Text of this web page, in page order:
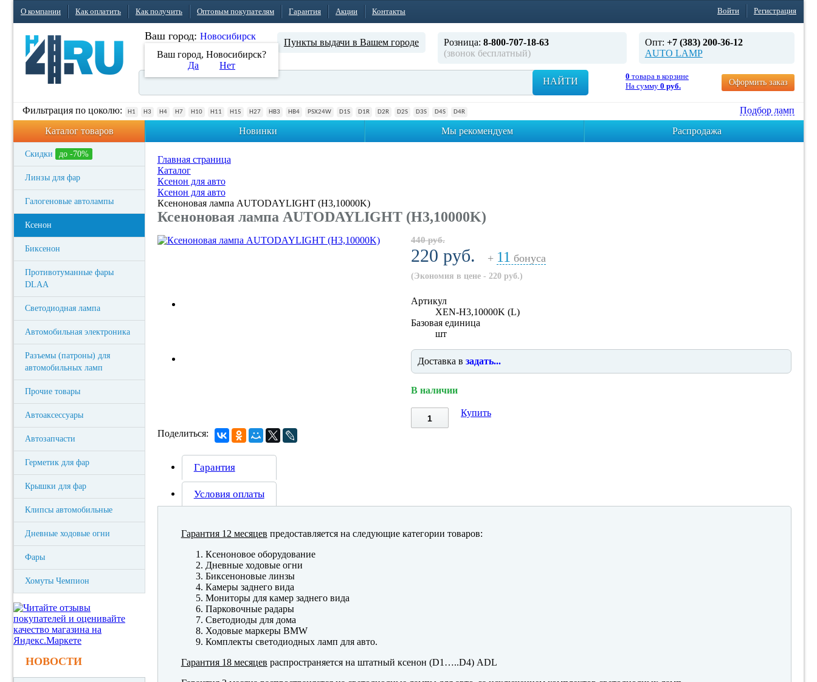
О компании Как оплатить Как получить Оптовым покупателям Гарантия Акции Контакты Войти Регистрация
Ваш город: Новосибирск
Ваш город, Новосибирск?
Да
Нет
Пункты выдачи в Вашем городе Розница: 8-800-707-18-63
(звонок бесплатный)
Опт: +7 (383) 200-36-12
AUTO LAMP
НАЙТИ 0 товара в корзине
На сумму 0 руб. Оформить заказ
Фильтрация по цоколю: H1 H3 H4 H7 H10 H11 H15 H27 HB3 HB4 PSX24W D1S D1R D2R D2S D3S D4S D4R
Подбор ламп
Каталог товаров
Новинки Мы рекомендуем Распродажа
Скидки до -70%
Линзы для фар
Галогеновые автолампы
Ксенон
Биксенон
Противотуманные фары
DLAA
Светодиодная лампа
Автомобильная электроника
Разъемы (патроны) для
автомобильных ламп
Прочие товары
Автоаксессуары
Автозапчасти
Герметик для фар
Крышки для фар
Клипсы автомобильные
Дневные ходовые огни
Фары
Хомуты Чемпион
Главная страница
Каталог
Ксенон для авто
Ксенон для авто
Ксеноновая лампа AUTODAYLIGHT (H3,10000K)
Ксеноновая лампа AUTODAYLIGHT (H3,10000K)
440 руб.
220 руб. + 11 бонуса
(Экономия в цене - 220 руб.)
Артикул
XEN-H3,10000K (L)
Базовая единица
шт
Доставка в задать...
В наличии
Купить
Поделиться:
Гарантия
Условия оплаты
Гарантия 12 месяцев предоставляется на следующие категории товаров:
Ксеноновое оборудование
Дневные ходовые огни
Биксеноновые линзы
Камеры заднего вида
Мониторы для камер заднего вида
Парковочные радары
Светодиоды для дома
Ходовые маркеры BMW
Комплекты светодиодных ламп для авто.
Гарантия 18 месяцев распространяется на штатный ксенон (D1…..D4) ADL
НОВОСТИ